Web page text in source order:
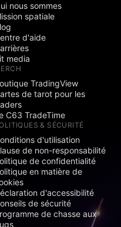
nous sommes
spatiale
d'aide
media
TradingView
de tarot pour les
C63 TradeTime
& SÉCURITÉ
d'utilisation
de non-responsabilité
de confidentialité
en matière de
d'accessibilité
de sécurité
de chasse aux